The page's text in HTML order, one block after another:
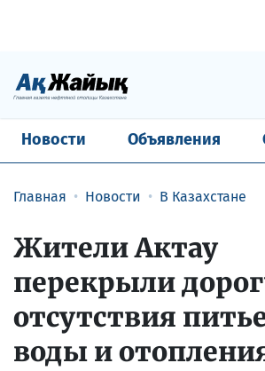
Новости Объявления
Главная Новости В Казахстане
Жители Актау
перекрыли
отсутствия
воды и